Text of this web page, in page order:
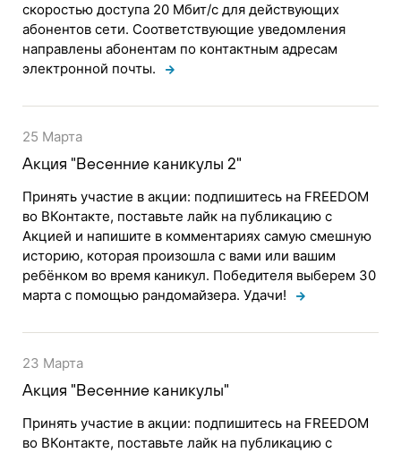
скоростью доступа 20 Мбит/с для действующих
абонентов сети. Соответствующие уведомления
направлены абонентам по контактным адресам
электронной почты.
25 Марта
Акция "Весенние каникулы 2"
Принять участие в акции: подпишитесь на FREEDOM
во ВКонтакте, поставьте лайк на публикацию с
Акцией и напишите в комментариях самую смешную
историю, которая произошла с вами или вашим
ребёнком во время каникул. Победителя выберем 30
марта с помощью рандомайзера. Удачи!
23 Марта
Акция "Весенние каникулы"
Принять участие в акции: подпишитесь на FREEDOM
во ВКонтакте, поставьте лайк на публикацию с